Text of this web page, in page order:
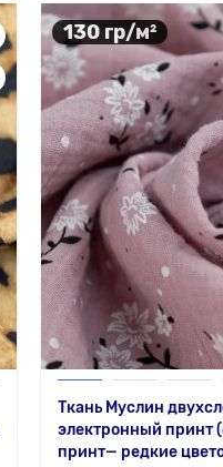
130 гр/м²
Ткань Муслин
электронный принт
принт— редкие